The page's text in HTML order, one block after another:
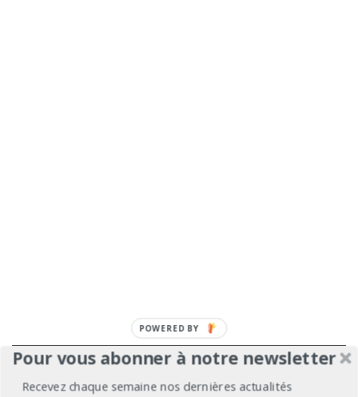
Pour vous abonner à notre newsletter
Recevez chaque semaine nos dernières actualités
POWERED
BY